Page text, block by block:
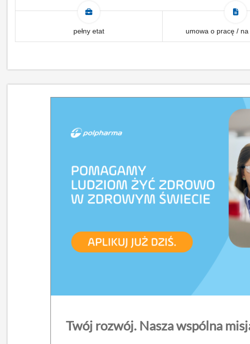
pełny etat umowa o pracę /
Twój rozwój. Nasza wspólna